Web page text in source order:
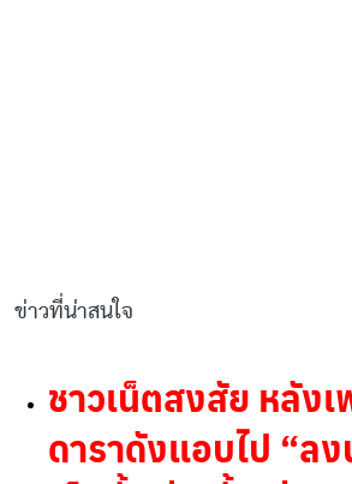
ข่าวที่น่าสนใจ
ชาวเน็ตสงสัย หลัง
ดาราดังแอบไป “ล